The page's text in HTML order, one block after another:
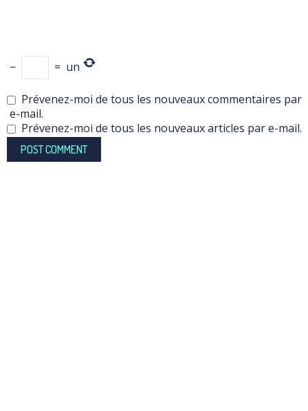
− = un
Prévenez-moi de tous les nouveaux commentaires par
e-mail.
Prévenez-moi de tous les nouveaux articles par e-mail.